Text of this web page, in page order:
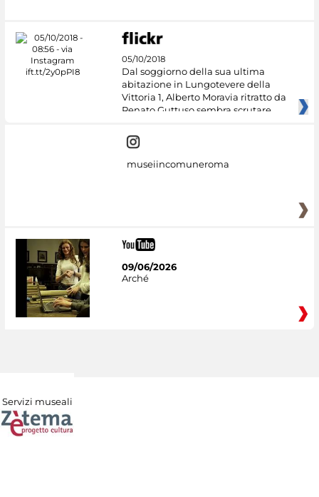
05/10/2018
Dal soggiorno della sua ultima
abitazione in Lungotevere della
Vittoria 1, Alberto Moravia ritratto da
Renato Guttuso sembra scrutare
museiincomuneroma
09/06/2026
Arché
Servizi museali